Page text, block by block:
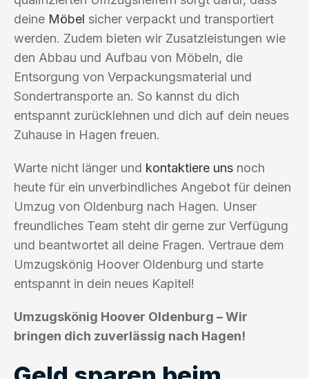
deine Möbel sicher verpackt und transportiert
werden. Zudem bieten wir Zusatzleistungen wie
den Abbau und Aufbau von Möbeln, die
Entsorgung von Verpackungsmaterial und
Sondertransporte an. So kannst du dich
entspannt zurücklehnen und dich auf dein neues
Zuhause in Hagen freuen.
Warte nicht länger und kontaktiere uns noch
heute für ein unverbindliches Angebot für deinen
Umzug von Oldenburg nach Hagen. Unser
freundliches Team steht dir gerne zur Verfügung
und beantwortet all deine Fragen. Vertraue dem
Umzugskönig Hoover Oldenburg und starte
entspannt in dein neues Kapitel!
Umzugskönig Hoover Oldenburg – Wir
bringen dich zuverlässig nach Hagen!